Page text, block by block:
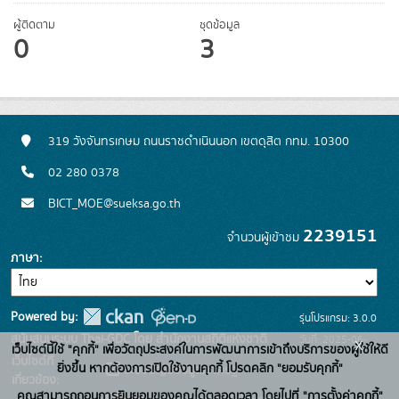
ผู้ติดตาม
0
ชุดข้อมูล
3
319 วังจันทรเกษม ถนนราชดำเนินนอก เขตดุสิต กทม. 10300
02 280 0378
BICT_MOE@sueksa.go.th
จำนวนผู้เข้าชม 2239151
ภาษา
Powered by:
สนับสนุนระบบ Thai-GDC โดย สำนักงานสถิติแห่งชาติ
เว็บไซต์ที่
เกี่ยวข้อง:
ระบบบัญชีข้อมูลภาครัฐ
รุ่นโปรแกรม: 3.0.0
วันที่: 2025-06-
26
เว็บไซต์นี้ใช้ "คุกกี้" เพื่อวัตถุประสงค์ในการพัฒนาการเข้าถึงบริการของผู้ใช้ให้ดี
ยิ่งขึ้น หากต้องการเปิดใช้งานคุกกี้ โปรดคลิก "ยอมรับคุกกี้"
x